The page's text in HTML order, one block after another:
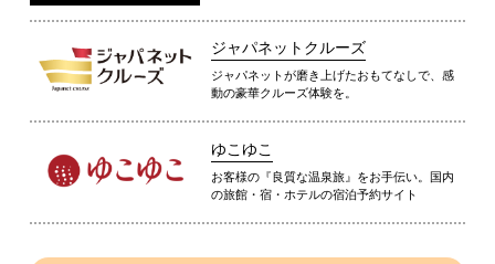
ジャパネットクルーズ
ジャパネットが磨き上げたおもてなしで、感
動の豪華クルーズ体験を。
ゆこゆこ
お客様の『良質な温泉旅』をお手伝い。国内
の旅館・宿・ホテルの宿泊予約サイト